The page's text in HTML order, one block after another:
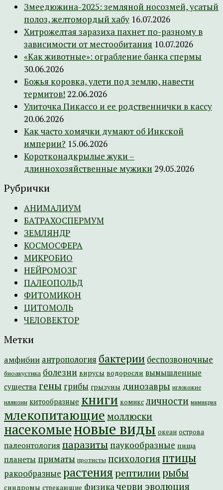
Змеедюжина-2025: земляной носозмей, усатый
полоз, желтомордый хабу 16.07.2026
Хитрожелтая заразиха пахнет по-разному в
зависимости от местообитания 10.07.2026
«Как животные»: ограбление банка спермы
30.06.2026
Божья коровка, улети под землю, навести
термитов! 22.06.2026
Улиточка Пикассо и ее родственнички в кассу
20.06.2026
Как часто хомячки думают об Инкской
империи? 15.06.2026
Коротконадкрылые жуки –
длиннохозяйственные мужики 29.05.2026
Рубрички
АНИМАЛИУМ
БАТРАХОСПЕРМУМ
ЗЕМЛЯНДР
КОСМОСФЕРА
МИКРОБИО
НЕЙРОМОЗГ
ПАЛЕОПОЛЬД
ФИТОМИКОН
ЦИТОМОЛЬ
ЧЕЛОВЕКТОР
Метки
амфибии антропология бактерии беспозвоночные
биоакустика болезни вирусы водоросли вымышленные
существа гены грибы грызуны динозавры иглокожие
иллюзии китообразные книги комикс личности мимикрия
млекопитающие моллюски
насекомыеновые виды океан острова
палеонтология паразиты паукообразные пища
планеты приматы протисты психология птицы
ракообразные растениярептилиирыбы
синдромы стрекающие физикачерви эволюция